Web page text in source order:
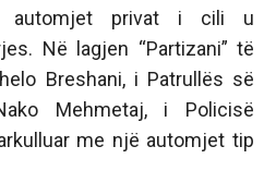
automjet privat i cili u
Në lagjen “Partizani” të
Breshani, i Patrullës së
Mehmetaj, i Policisë
me një automjet tip